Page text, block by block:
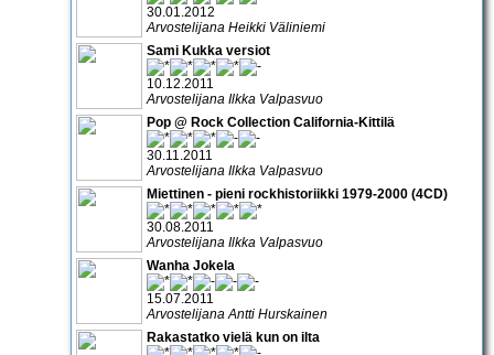
30.01.2012
Arvostelijana Heikki Väliniemi
Sami Kukka versiot
10.12.2011
Arvostelijana Ilkka Valpasvuo
Pop @ Rock Collection California-Kittilä
30.11.2011
Arvostelijana Ilkka Valpasvuo
Miettinen - pieni rockhistoriikki 1979-2000 (4CD)
30.08.2011
Arvostelijana Ilkka Valpasvuo
Wanha Jokela
15.07.2011
Arvostelijana Antti Hurskainen
Rakastatko vielä kun on ilta